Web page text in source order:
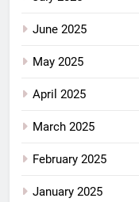
June 2025
May 2025
April 2025
March 2025
February 2025
January 2025